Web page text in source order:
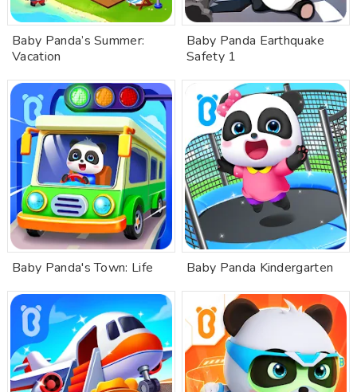
Baby Panda’s Summer:
Vacation
Baby Panda Earthquake
Safety 1
Baby Panda's Town: Life Baby Panda Kindergarten